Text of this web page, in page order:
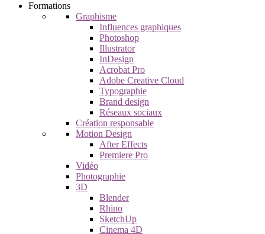
Formations
Graphisme
Influences graphiques
Photoshop
Illustrator
InDesign
Acrobat Pro
Adobe Creative Cloud
Typographie
Brand design
Réseaux sociaux
Création responsable
Motion Design
After Effects
Premiere Pro
Vidéo
Photographie
3D
Blender
Rhino
SketchUp
Cinema 4D